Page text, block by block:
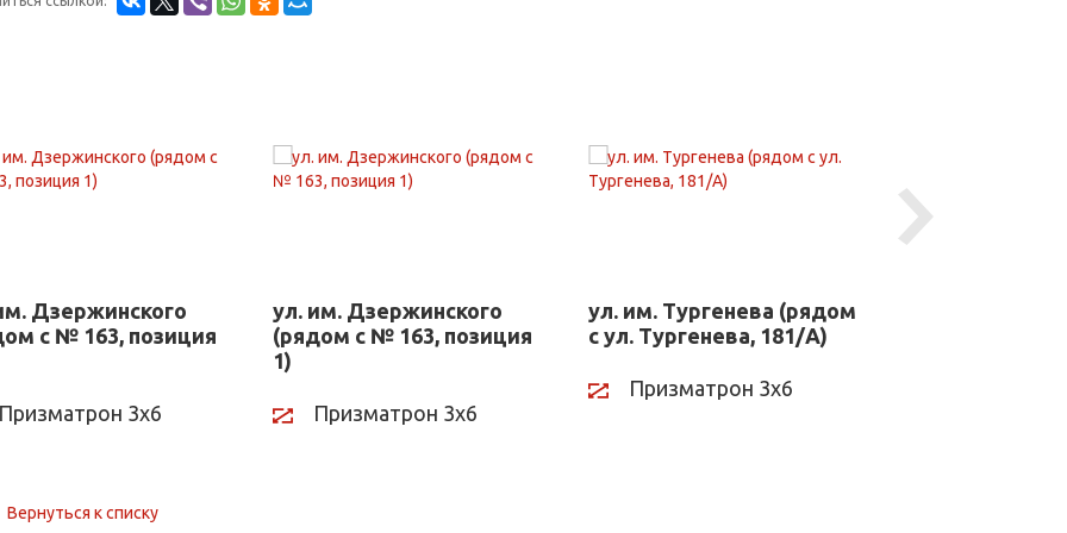
Дзержинского
с № 163, позиция
Призматрон 3х6
ул. им. Дзержинского
(рядом с № 163, позиция
1)
Призматрон 3х6
ул. им. Тургенева (рядом
с ул. Тургенева, 181/А)
Призматрон 3х6
Next
Вернуться к списку